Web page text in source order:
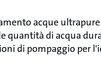
acque ultrapure
quantità di acqua
di pompaggio per